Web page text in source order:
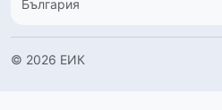
България
© 2026 ЕИК